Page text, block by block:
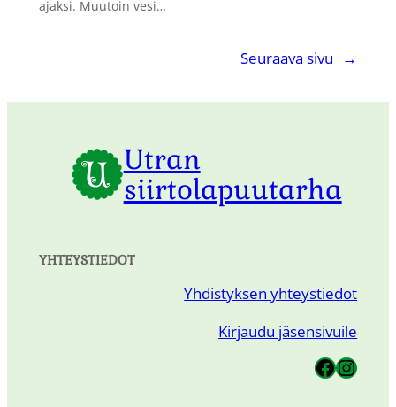
ajaksi. Muutoin vesi…
Seuraava sivu →
Utran
siirtolapuutarha
YHTEYSTIEDOT
Yhdistyksen yhteystiedot
Kirjaudu jäsensivuile
Utran Siirtolapuutarha Utran Siirtolapuutarha